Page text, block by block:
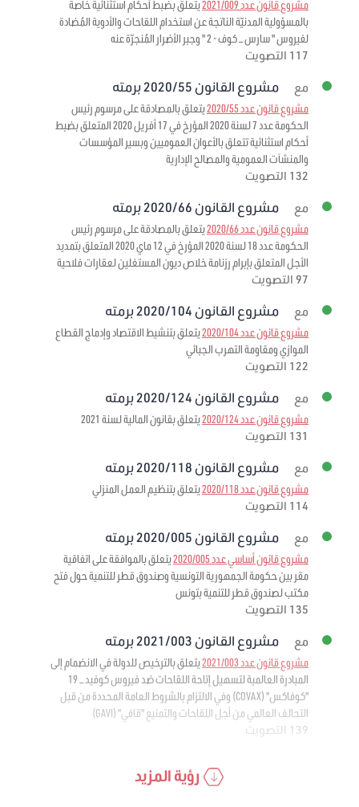
مشروع قانون عدد 2021/009
يتعلق بضبط أحكام استثنائية خاصة
بالمسؤولية المدنيّة الناتجة عن استخدام اللقاحات والأدوية المُضادة
لفيروس " سارس – كوف - 2 " وجبر الأضرار المُنجرّة عنه
117 التصويت
مع مشروع القانون 2020/55 برمته
مشروع قانون عدد 2020/55
يتعلق بالمصادقة على مرسوم رئيس
الحكومة عدد 7 لسنة 2020 المؤرخ في 17 أفريل 2020 المتعلق بضبط
أحكام استثنائية تتعلق بالأعوان العموميين وبسير المؤسسات
والمنشآت العمومية والمصالح الإدارية
132 التصويت
مع مشروع القانون 2020/66 برمته
مشروع قانون عدد 2020/66
يتعلق بالمصادقة على مرسوم رئيس
الحكومة عدد 18 لسنة 2020 المؤرخ في 12 ماي 2020 المتعلق بتمديد
الأجل المتعلق بإبرام رزنامة خلاص ديون المستغلين لعقارات فلاحية
97 التصويت
مع مشروع القانون 2020/104 برمته
مشروع قانون عدد 2020/104
يتعلق بتنشيط الاقتصاد وإدماج القطاع
الموازي ومقاومة التهرب الجبائي
122 التصويت
مع مشروع القانون 2020/124 برمته
مشروع قانون عدد 2020/124
يتعلق بقانون المالية لسنة 2021
131 التصويت
مع مشروع القانون 2020/118 برمته
مشروع قانون عدد 2020/118
يتعلق بتنظيم العمل المنزلي
114 التصويت
مع مشروع القانون 2020/005 برمته
مشروع قانون أساسي عدد 2020/005
يتعلق بالموافقة على اتفاقية
مقر بين حكومة الجمهورية التونسية وصندوق قطر للتنمية حول فتح
مكتب لصندوق قطر للتنمية بتونس
135 التصويت
مع مشروع القانون 2021/003 برمته
مشروع قانون عدد 2021/003
يتعلق بالترخيص للدولة في الانضمام إلى
المبادرة العالمية لتسهيل إتاحة اللقاحات ضد فيروس كوفيد – 19
"كوفاكس" (COVAX) وفي الالتزام بالشروط العامة المحددة من قبل
التحالف العالمي من أجل اللقاحات والتمنيع "قافي" (GAVI)
139 التصويت
رؤية المزيد